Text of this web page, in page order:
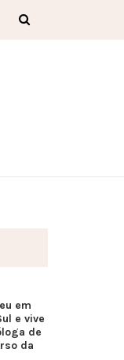
em
e vive
de
da